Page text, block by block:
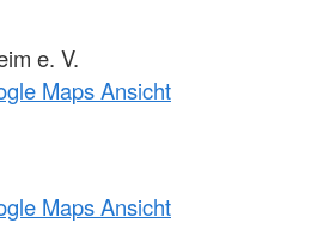
e. V.
Maps Ansicht
Maps Ansicht